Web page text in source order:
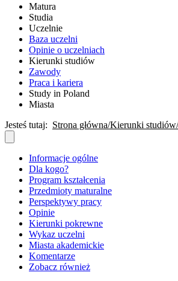
Matura
Studia
Uczelnie
Baza uczelni
Opinie o uczelniach
Kierunki studiów
Zawody
Praca i kariera
Study in Poland
Miasta
Jesteś tutaj: Strona główna Kierunki studiów
Informacje ogólne
Dla kogo?
Program kształcenia
Przedmioty maturalne
Perspektywy pracy
Opinie
Kierunki pokrewne
Wykaz uczelni
Miasta akademickie
Komentarze
Zobacz również